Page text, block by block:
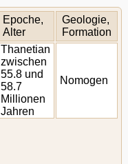
Epoche,
Alter
Geologie,
Formation
Thanetian
zwischen
55.8 und
58.7
Millionen
Jahren
Nomogen